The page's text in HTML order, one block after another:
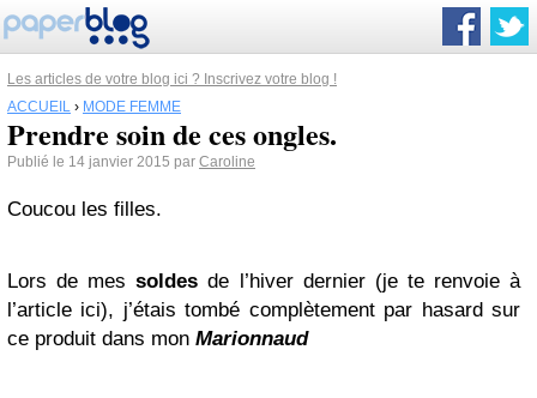
Les articles de votre blog ici ? Inscrivez votre blog !
ACCUEIL › MODE FEMME
Prendre soin de ces ongles.
Publié le 14 janvier 2015 par Caroline
Coucou les filles.
Lors de messoldes de l’hiver dernier (je te renvoie à
l’article ici), j’étais tombé complètement par hasard sur
ce produit dans mon Marionnaud